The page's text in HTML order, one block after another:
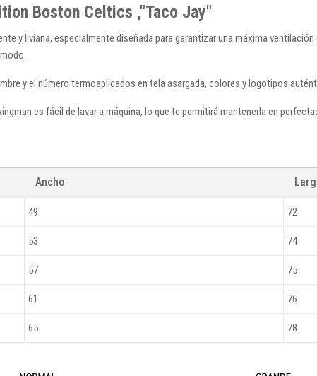
Boston Celtics ,"Taco Jay"
y liviana, especialmente diseñada para garantizar una máxima
y el número termoaplicados en tela asargada, colores y logotipos
es fácil de lavar a máquina, lo que te permitirá mantenerla en
Ancho
49 72
53 74
57 75
61 76
65 78